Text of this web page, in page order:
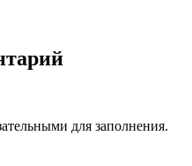
для заполнения.